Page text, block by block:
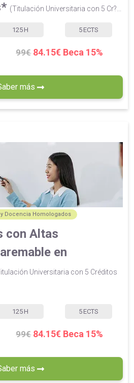
(Titulación Universitaria con 5 Cr?...
125 H 5 ECTS
99€ 84.15€ Beca 15%
más
Docencia Homologados
con Altas
en
Universitaria con 5 Créditos
125 H 5 ECTS
99€ 84.15€ Beca 15%
más